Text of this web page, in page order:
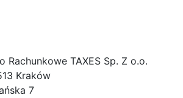
Rachunkowe TAXES Sp. Z o.o.
Kraków
7